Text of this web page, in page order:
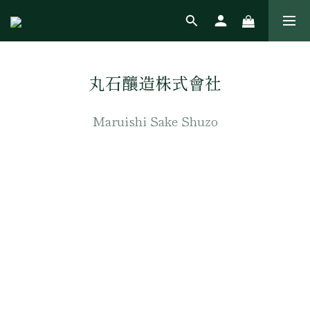
丸石釀造株式會社
Maruishi Sake Shuzo